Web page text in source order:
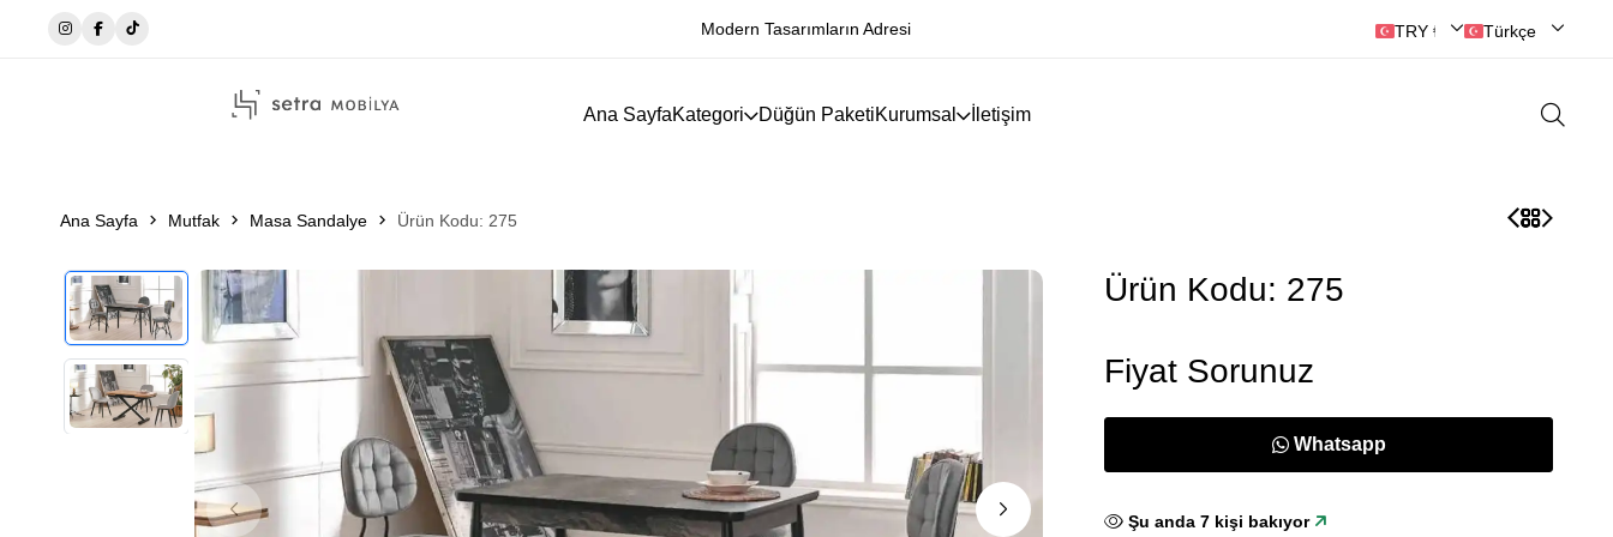
Modern Tasarımların Adresi TRY ₺ | Türk Lirası
Türkçe
Ana SayfaKategori Düğün PaketiKurumsal İletişim
Ana Sayfa Mutfak Masa Sandalye Ürün Kodu: 275
Ürün Kodu: 275
Fiyat Sorunuz
Whatsapp
Şu anda7 kişi bakıyor